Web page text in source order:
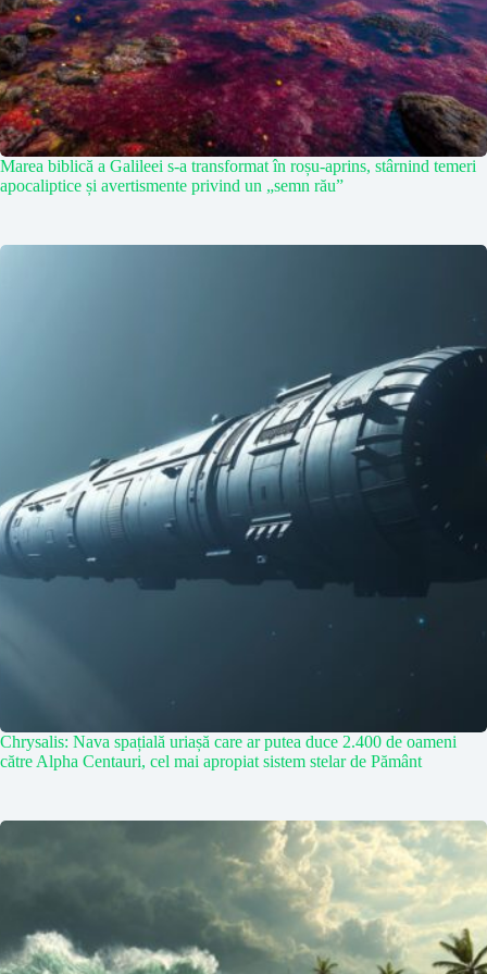
Marea biblică a Galileei s-a transformat în roșu-aprins, stârnind temeri
apocaliptice și avertismente privind un „semn rău”
Chrysalis: Nava spațială uriașă care ar putea duce 2.400 de oameni
către Alpha Centauri, cel mai apropiat sistem stelar de Pământ